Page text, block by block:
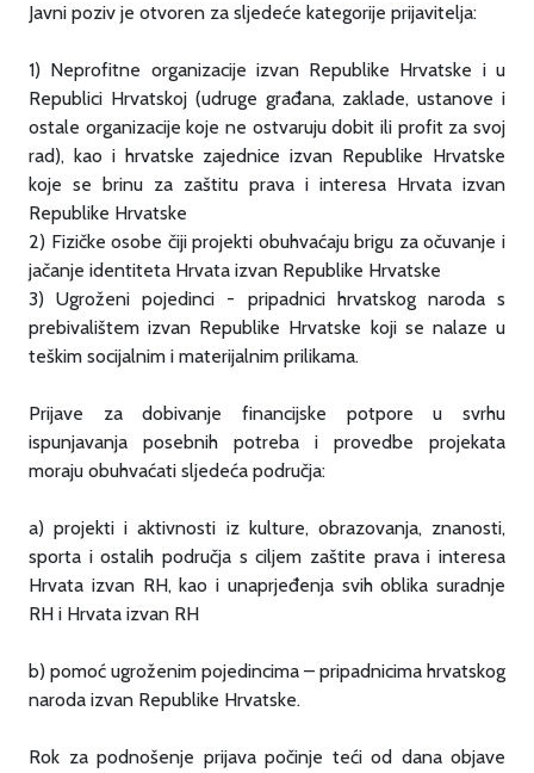
Javni poziv je otvoren za sljedeće kategorije prijavitelja:
1) Neprofitne organizacije izvan Republike Hrvatske i u
Republici Hrvatskoj (udruge građana, zaklade, ustanove i
ostale organizacije koje ne ostvaruju dobit ili profit za svoj
rad), kao i hrvatske zajednice izvan Republike Hrvatske
koje se brinu za zaštitu prava i interesa Hrvata izvan
Republike Hrvatske
2) Fizičke osobe čiji projekti obuhvaćaju brigu za očuvanje i
jačanje identiteta Hrvata izvan Republike Hrvatske
3) Ugroženi pojedinci - pripadnici hrvatskog naroda s
prebivalištem izvan Republike Hrvatske koji se nalaze u
teškim socijalnim i materijalnim prilikama.
Prijave za dobivanje financijske potpore u svrhu
ispunjavanja posebnih potreba i provedbe projekata
moraju obuhvaćati sljedeća područja:
a) projekti i aktivnosti iz kulture, obrazovanja, znanosti,
sporta i ostalih područja s ciljem zaštite prava i interesa
Hrvata izvan RH, kao i unaprjeđenja svih oblika suradnje
RH i Hrvata izvan RH
b) pomoć ugroženim pojedincima – pripadnicima hrvatskog
naroda izvan Republike Hrvatske.
Rok za podnošenje prijava počinje teći od dana objave